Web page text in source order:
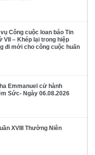
Công cuộc loan báo Tin
VII – Khép lại trong hiệp
đi mới cho công cuộc huấn
Emmanuel cử hành
Sức- Ngày 06.08.2026
XVIII Thường Niên